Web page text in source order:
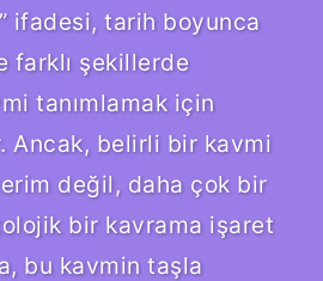
ifadesi, tarih boyunca
farklı şekillerde
tanımlamak için
Ancak, belirli bir kavmi
değil, daha çok bir
bir kavrama işaret
bu kavmin taşla